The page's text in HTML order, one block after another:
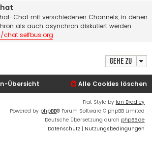
Chat mit verschiedenen Channels, in denen
als auch asynchron diskutiert werden
chat.selfbus.org
Gehe zu
Übersicht Alle Cookies löschen
Flat Style by Ian Bradley
Powered by phpBB® Forum Software © phpBB Limited
Deutsche Übersetzung durch phpBB.de
Datenschutz | Nutzungsbedingungen